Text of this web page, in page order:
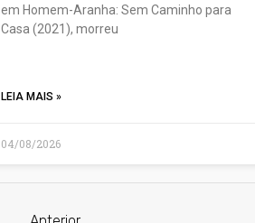
em Homem-Aranha: Sem Caminho para
Casa (2021), morreu
LEIA MAIS »
04/08/2026